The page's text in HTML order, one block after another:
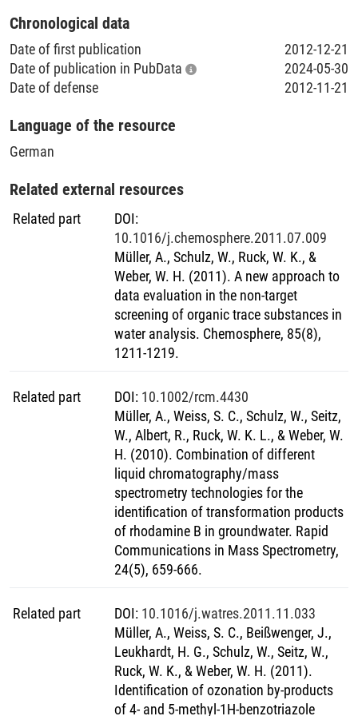
Chronological data
Date of first publication
2012-12-21
Date of publication in PubData
2024-05-30
Date of defense
2012-11-21
Language of the resource
German
Related external resources
Related part DOI:
10.1016/j.chemosphere.2011.07.009
Müller, A., Schulz, W., Ruck, W. K., &
Weber, W. H. (2011). A new approach to
data evaluation in the non-target
screening of organic trace substances in
water analysis. Chemosphere, 85(8),
1211-1219.
Related part DOI: 10.1002/rcm.4430
Müller, A., Weiss, S. C., Schulz, W., Seitz,
W., Albert, R., Ruck, W. K. L., & Weber, W.
H. (2010). Combination of different
liquid chromatography/mass
spectrometry technologies for the
identification of transformation products
of rhodamine B in groundwater. Rapid
Communications in Mass Spectrometry,
24(5), 659-666.
Related part DOI: 10.1016/j.watres.2011.11.033
Müller, A., Weiss, S. C., Beißwenger, J.,
Leukhardt, H. G., Schulz, W., Seitz, W.,
Ruck, W. K., & Weber, W. H. (2011).
Identification of ozonation by-products
of 4- and 5-methyl-1H-benzotriazole
beschriebenen neuen Strategien für das Screening und die
Identifizierung organischer Spurenstoffe in Wasser für
zahlreiche andere Anwendungsgebiete und Fragestellungen
der Umweltanalytik, wie z.B. Überwachung von
Abwasseraufbereitung, eingesetzt werden.